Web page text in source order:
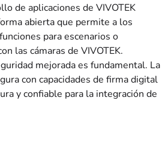
de aplicaciones de VIVOTEK
abierta que permite a los
para escenarios o
las cámaras de VIVOTEK.
mejorada es fundamental. La
con capacidades de firma digital
y confiable para la integración de